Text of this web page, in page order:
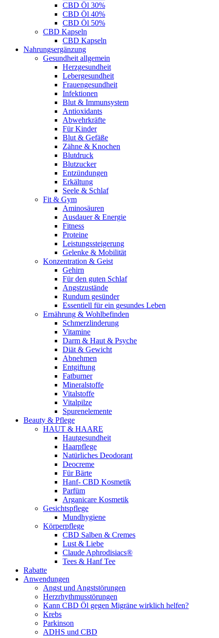
CBD Öl 30%
CBD Öl 40%
CBD Öl 50%
CBD Kapseln
CBD Kapseln
Nahrungsergänzung
Gesundheit allgemein
Herzgesundheit
Lebergesundheit
Frauengesundheit
Infektionen
Blut & Immunsystem
Antioxidants
Abwehrkräfte
Für Kinder
Blut & Gefäße
Zähne & Knochen
Blutdruck
Blutzucker
Entzündungen
Erkältung
Seele & Schlaf
Fit & Gym
Aminosäuren
Ausdauer & Energie
Fitness
Proteine
Leistungssteigerung
Gelenke & Mobilität
Konzentration & Geist
Gehirn
Für den guten Schlaf
Angstzustände
Rundum gesünder
Essentiell für ein gesundes Leben
Ernährung & Wohlbefinden
Schmerzlinderung
Vitamine
Darm & Haut & Psyche
Diät & Gewicht
Abnehmen
Entgiftung
Fatburner
Mineralstoffe
Vitalstoffe
Vitalpilze
Spurenelemente
Beauty & Pflege
HAUT & HAARE
Hautgesundheit
Haarpflege
Natürliches Deodorant
Deocreme
Für Bärte
Hanf- CBD Kosmetik
Parfüm
Arganicare Kosmetik
Gesichtspflege
Mundhygiene
Körperpflege
CBD Salben & Cremes
Lust & Liebe
Claude Aphrodisiacs®
Tees & Hanf Tee
Rabatte
Anwendungen
Angst und Angststörungen
Herzrhythmusstörungen
Kann CBD Öl gegen Migräne wirklich helfen?
Krebs
Parkinson
ADHS und CBD